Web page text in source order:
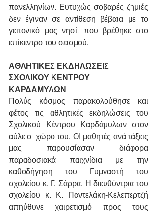
πανελληνίων. Ευτυχώς σοβαρές ζημιές
δεν έγιναν σε αντίθεση βέβαια με το
γειτονικό μας νησί, που βρέθηκε στο
επίκεντρο του σεισμού.
ΑΘΛΗΤΙΚΕΣ ΕΚΔΗΛΩΣΕΙΣ
ΣΧΟΛΙΚΟΥ ΚΕΝΤΡΟΥ
ΚΑΡΔΑΜΥΛΩΝ
Πολύς κόσμος παρακολούθησε και
φέτος τις αθλητικές εκδηλώσεις του
Σχολικού Κέντρου Καρδάμυλων στον
αύλειο  χώρο του. ΟΙ μαθητές ανά τάξεις
μας παρουσίασαν διάφορα
παραδοσιακά παιχνίδια με την
καθοδήγηση του Γυμναστή του
σχολείου κ. Γ. Σάρρα. Η διευθύντρια του
σχολείου κ. Κ. Παντελάκη-Κελεπερτζή
απηύθυνε χαιρετισμό προς τους